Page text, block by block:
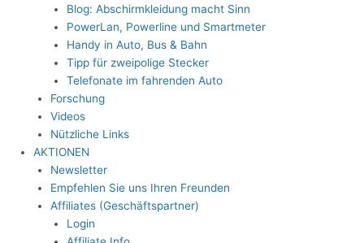
Blog: Abschirmkleidung macht Sinn
PowerLan, Powerline und Smartmeter
Handy in Auto, Bus & Bahn
Tipp für zweipolige Stecker
Telefonate im fahrenden Auto
Forschung
Videos
Nützliche Links
AKTIONEN
Newsletter
Empfehlen Sie uns Ihren Freunden
Affiliates (Geschäftspartner)
Login